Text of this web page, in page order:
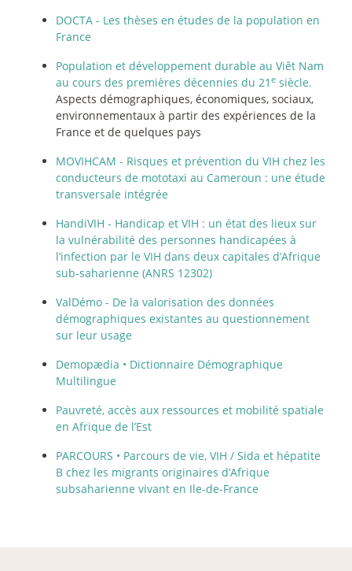
DOCTA - Les thèses en études de la population en
France
Population et développement durable au Viêt Nam
au cours des premières décennies du 21 e siècle.
Aspects démographiques, économiques, sociaux,
environnementaux à partir des expériences de la
France et de quelques pays
MOVIHCAM - Risques et prévention du VIH chez les
conducteurs de mototaxi au Cameroun : une étude
transversale intégrée
HandiVIH - Handicap et VIH : un état des lieux sur
la vulnérabilité des personnes handicapées à
l’infection par le VIH dans deux capitales d’Afrique
sub-saharienne (ANRS 12302)
ValDémo - De la valorisation des données
démographiques existantes au questionnement
sur leur usage
Demopædia • Dictionnaire Démographique
Multilingue
Pauvreté, accès aux ressources et mobilité spatiale
en Afrique de l’Est
PARCOURS • Parcours de vie, VIH / Sida et hépatite
B chez les migrants originaires d’Afrique
subsaharienne vivant en Ile-de-France